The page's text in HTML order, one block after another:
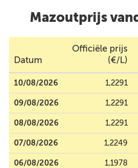
Mazoutprijs
Datum
Officiële prijs
(€/L)
10/08/2026 1,2291
09/08/2026 1,2291
08/08/2026 1,2291
07/08/2026 1,2249
06/08/2026 1,1978